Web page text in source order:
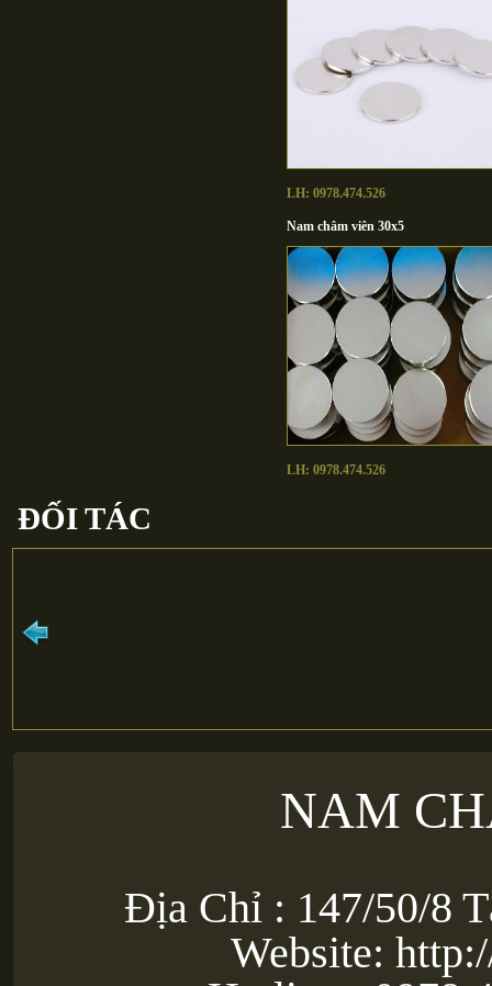
LH: 0978.474.526
Nam châm viên 30x5
LH: 0978.474.526
ĐỐI TÁC
NAM
Địa Chỉ : 147/50/8
Website: